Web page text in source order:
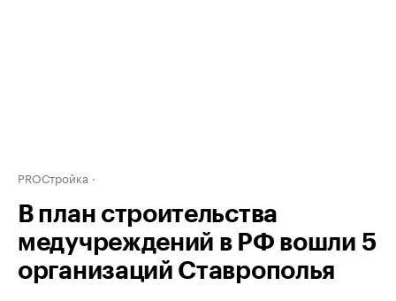
PROСтройка
В план строительства
медучреждений в РФ вошли 5
организаций Ставрополья